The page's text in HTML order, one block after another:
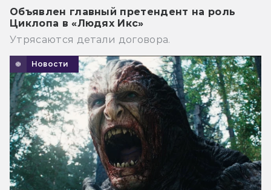
Объявлен главный претендент на роль
Циклопа в «Людях Икс»
Утрясаются детали договора.
Новости